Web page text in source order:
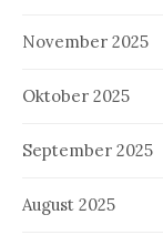
November 2025
Oktober 2025
September 2025
August 2025